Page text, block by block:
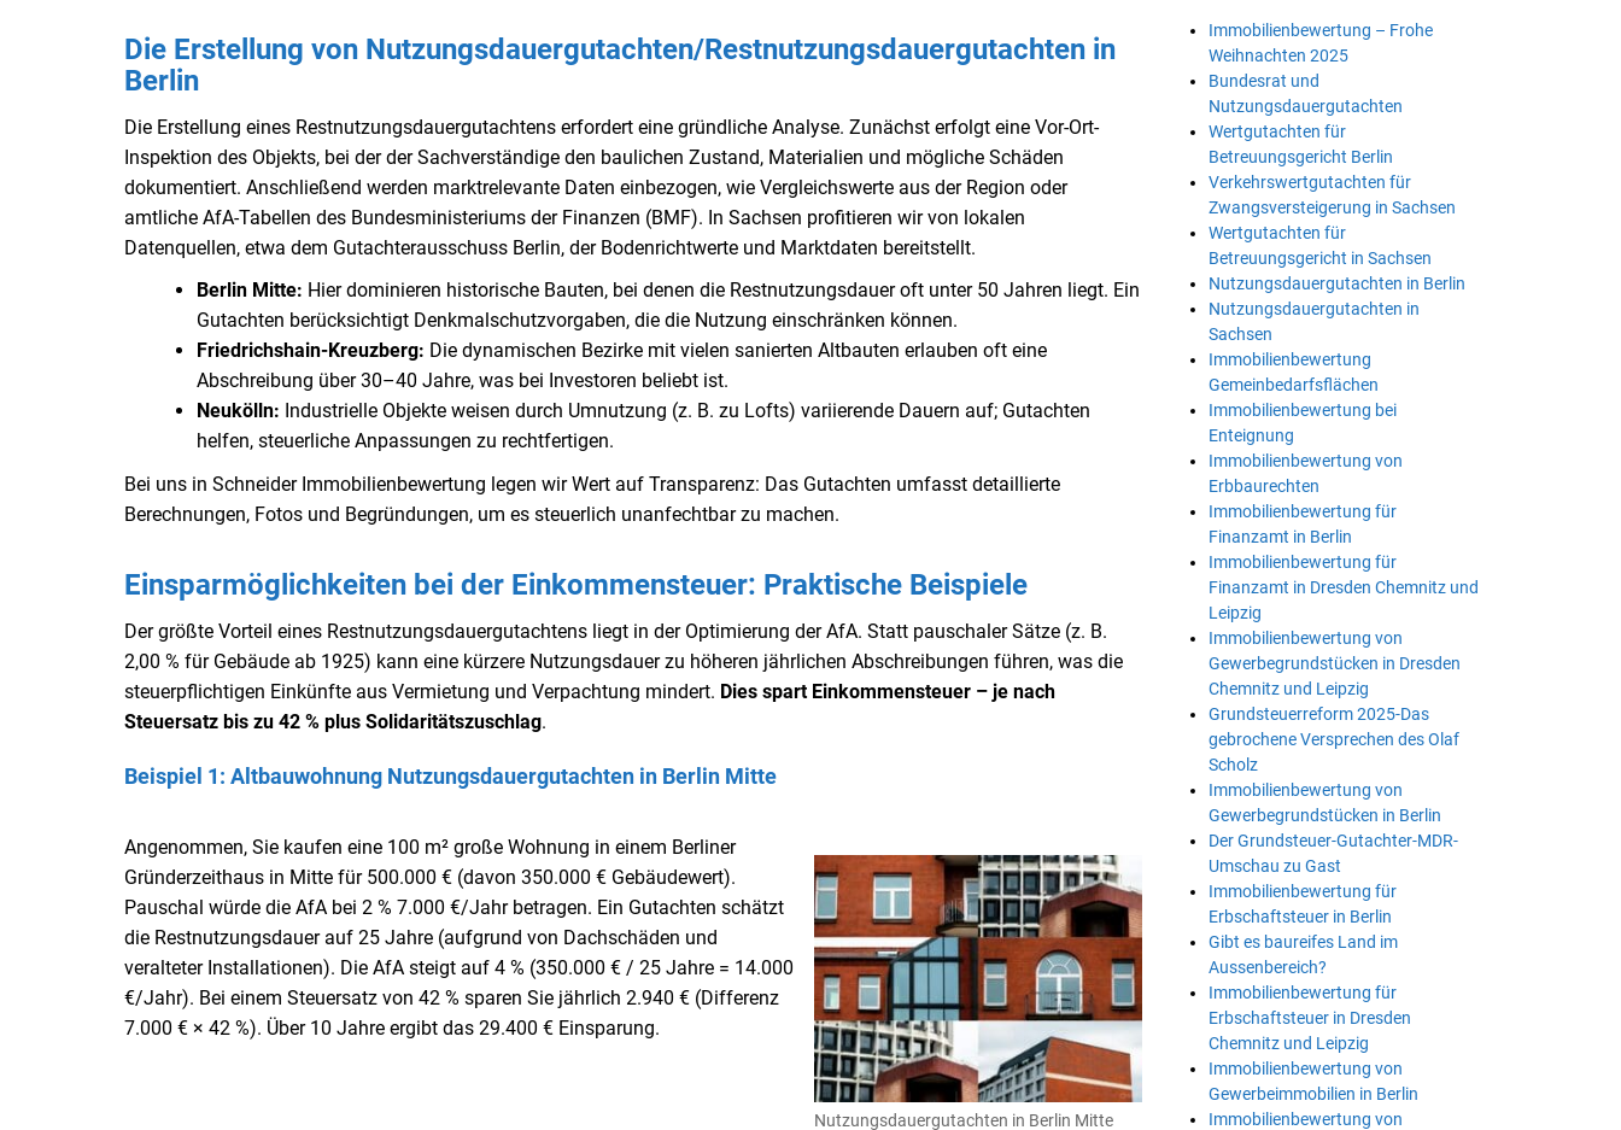
Die Erstellung von Nutzungsdauergutachten/Restnutzungsdauergutachten in
Berlin
Die Erstellung eines Restnutzungsdauergutachtens erfordert eine gründliche Analyse. Zunächst erfolgt eine Vor-Ort-
Inspektion des Objekts, bei der der Sachverständige den baulichen Zustand, Materialien und mögliche Schäden
dokumentiert. Anschließend werden marktrelevante Daten einbezogen, wie Vergleichswerte aus der Region oder
amtliche AfA-Tabellen des Bundesministeriums der Finanzen (BMF). In Sachsen profitieren wir von lokalen
Datenquellen, etwa dem Gutachterausschuss Berlin, der Bodenrichtwerte und Marktdaten bereitstellt.
Berlin Mitte: Hier dominieren historische Bauten, bei denen die Restnutzungsdauer oft unter 50 Jahren liegt. Ein
Gutachten berücksichtigt Denkmalschutzvorgaben, die die Nutzung einschränken können.
Friedrichshain-Kreuzberg: Die dynamischen Bezirke mit vielen sanierten Altbauten erlauben oft eine
Abschreibung über 30–40 Jahre, was bei Investoren beliebt ist.
Neukölln: Industrielle Objekte weisen durch Umnutzung (z. B. zu Lofts) variierende Dauern auf; Gutachten
helfen, steuerliche Anpassungen zu rechtfertigen.
Bei uns in Schneider Immobilienbewertung legen wir Wert auf Transparenz: Das Gutachten umfasst detaillierte
Berechnungen, Fotos und Begründungen, um es steuerlich unanfechtbar zu machen.
Einsparmöglichkeiten bei der Einkommensteuer: Praktische Beispiele
Der größte Vorteil eines Restnutzungsdauergutachtens liegt in der Optimierung der AfA. Statt pauschaler Sätze (z. B.
2,00 % für Gebäude ab 1925) kann eine kürzere Nutzungsdauer zu höheren jährlichen Abschreibungen führen, was die
steuerpflichtigen Einkünfte aus Vermietung und Verpachtung mindert. Dies spart Einkommensteuer – je nach
Steuersatz bis zu 42 % plus Solidaritätszuschlag.
Beispiel 1: Altbauwohnung Nutzungsdauergutachten in Berlin Mitte
Angenommen, Sie kaufen eine 100 m² große Wohnung in einem Berliner
Gründerzeithaus in Mitte für 500.000 € (davon 350.000 € Gebäudewert).
Pauschal würde die AfA bei 2 % 7.000 €/Jahr betragen. Ein Gutachten schätzt
die Restnutzungsdauer auf 25 Jahre (aufgrund von Dachschäden und
veralteter Installationen). Die AfA steigt auf 4 % (350.000 € / 25 Jahre = 14.000
€/Jahr). Bei einem Steuersatz von 42 % sparen Sie jährlich 2.940 € (Differenz
7.000 € × 42 %). Über 10 Jahre ergibt das 29.400 € Einsparung.
Nutzungsdauergutachten in Berlin Mitte
Immobilienbewertung – Frohe
Weihnachten 2025
Bundesrat und
Nutzungsdauergutachten
Wertgutachten für
Betreuungsgericht Berlin
Verkehrswertgutachten für
Zwangsversteigerung in Sachsen
Wertgutachten für
Betreuungsgericht in Sachsen
Nutzungsdauergutachten in Berlin
Nutzungsdauergutachten in
Sachsen
Immobilienbewertung
Gemeinbedarfsflächen
Immobilienbewertung bei
Enteignung
Immobilienbewertung von
Erbbaurechten
Immobilienbewertung für
Finanzamt in Berlin
Immobilienbewertung für
Finanzamt in Dresden Chemnitz und
Leipzig
Immobilienbewertung von
Gewerbegrundstücken in Dresden
Chemnitz und Leipzig
Grundsteuerreform 2025-Das
gebrochene Versprechen des Olaf
Scholz
Immobilienbewertung von
Gewerbegrundstücken in Berlin
Der Grundsteuer-Gutachter-MDR-
Umschau zu Gast
Immobilienbewertung für
Erbschaftsteuer in Berlin
Gibt es baureifes Land im
Aussenbereich?
Immobilienbewertung für
Erbschaftsteuer in Dresden
Chemnitz und Leipzig
Immobilienbewertung von
Gewerbeimmobilien in Berlin
Immobilienbewertung von